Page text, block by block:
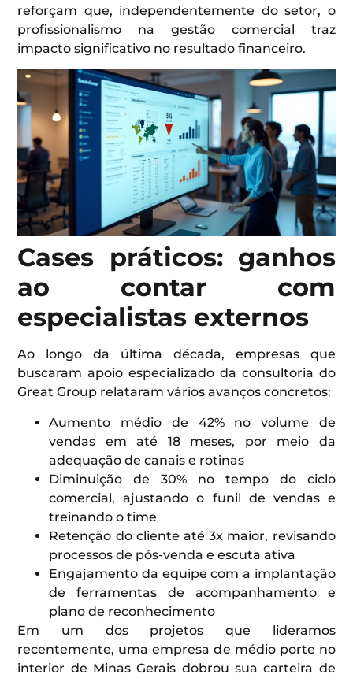
reforçam que, independentemente do setor, o
profissionalismo na gestão comercial traz
impacto significativo no resultado financeiro.
Cases práticos: ganhos
ao contar com
especialistas externos
Ao longo da última década, empresas que
buscaram apoio especializado da consultoria do
Great Group relataram vários avanços concretos:
Aumento médio de 42% no volume de
vendas em até 18 meses, por meio da
adequação de canais e rotinas
Diminuição de 30% no tempo do ciclo
comercial, ajustando o funil de vendas e
treinando o time
Retenção do cliente até 3x maior, revisando
processos de pós-venda e escuta ativa
Engajamento da equipe com a implantação
de ferramentas de acompanhamento e
plano de reconhecimento
Em um dos projetos que lideramos
recentemente, uma empresa de médio porte no
interior de Minas Gerais dobrou sua carteira de